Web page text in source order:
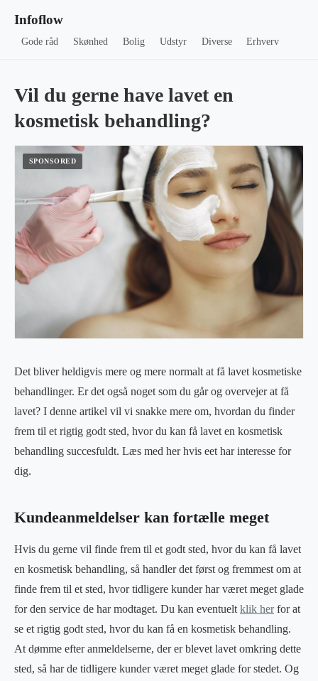
Infoflow
Gode råd Skønhed Bolig Udstyr Diverse Erhverv
Vil du gerne have lavet en
kosmetisk behandling?
Det bliver heldigvis mere og mere normalt at få lavet kosmetiske
behandlinger. Er det også noget som du går og overvejer at få
lavet? I denne artikel vil vi snakke mere om, hvordan du finder
frem til et rigtig godt sted, hvor du kan få lavet en kosmetisk
behandling succesfuldt. Læs med her hvis eet har interesse for
dig.
Kundeanmeldelser kan fortælle meget
Hvis du gerne vil finde frem til et godt sted, hvor du kan få lavet
en kosmetisk behandling, så handler det først og fremmest om at
finde frem til et sted, hvor tidligere kunder har været meget glade
for den service de har modtaget. Du kan eventuelt klik herfor at
se et rigtig godt sted, hvor du kan få en kosmetisk behandling.
At dømme efter anmeldelserne, der er blevet lavet omkring dette
sted, så har de tidligere kunder været meget glade for stedet. Og